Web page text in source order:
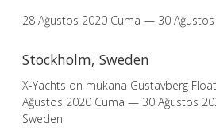
28 Ağustos 2020 Cuma — 30
Stockholm, Sweden
X-Yachts on mukana Gustavberg
Ağustos 2020 Cuma — 30 Ağustos
Sweden